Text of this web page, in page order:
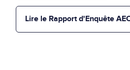
Lire le Rapport d'Enquête